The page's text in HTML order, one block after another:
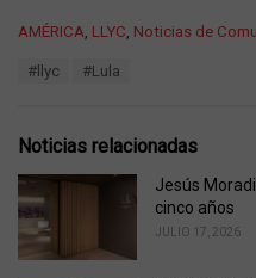
C
o
i
e
s
AMÉRICA LLYC Noticias de
:
#llyc #Lula
Noticias relacionadas
Jesús
cinco años
JULIO 17, 2026